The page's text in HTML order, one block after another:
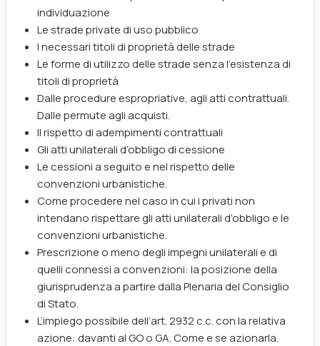
individuazione
Le strade private di uso pubblico
I necessari titoli di proprietà delle strade
Le forme di utilizzo delle strade senza l’esistenza di
titoli di proprietà
Dalle procedure espropriative, agli atti contrattuali.
Dalle permute agli acquisti.
Il rispetto di adempimenti contrattuali
Gli atti unilaterali d’obbligo di cessione
Le cessioni a seguito e nel rispetto delle
convenzioni urbanistiche.
Come procedere nel caso in cui i privati non
intendano rispettare gli atti unilaterali d’obbligo e le
convenzioni urbanistiche.
Prescrizione o meno degli impegni unilaterali e di
quelli connessi a convenzioni: la posizione della
giurisprudenza a partire dalla Plenaria del Consiglio
di Stato.
L’impiego possibile dell’art. 2932 c.c. con la relativa
azione: davanti al GO o GA. Come e se azionarla.